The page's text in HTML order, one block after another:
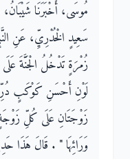
مُوسَى، أَخْبَرَنَا
سَعِيدٍ الْخُدْرِيِّ، عَنِ
زُمْرَةٍ تَدْخُلُ الْجَنَّةَ عَلَى
لَوْنِ أَحْسَنِ كَوْكَبٍ
زَوْجَتَانِ عَلَى كُلِّ
وَرَائِهَا ‏"‏ ‏.‏ قَالَ هَذَا